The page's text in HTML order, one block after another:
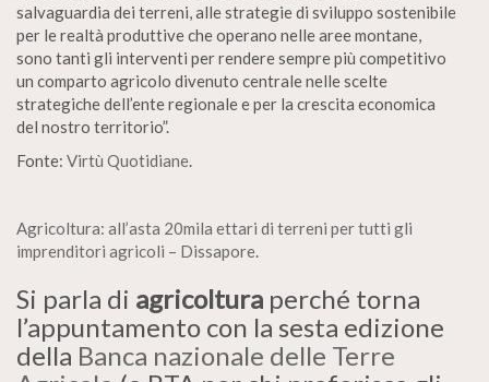
salvaguardia dei terreni, alle strategie di sviluppo sostenibile
per le realtà produttive che operano nelle aree montane,
sono tanti gli interventi per rendere sempre più competitivo
un comparto agricolo divenuto centrale nelle scelte
strategiche dell’ente regionale e per la crescita economica
del nostro territorio”.
Fonte: Virtù Quotidiane.
Agricoltura: all’asta 20mila ettari di terreni per tutti gli
imprenditori agricoli – Dissapore.
Si parla di agricoltura perché torna
l’appuntamento con la sesta edizione
della Banca nazionale delle Terre